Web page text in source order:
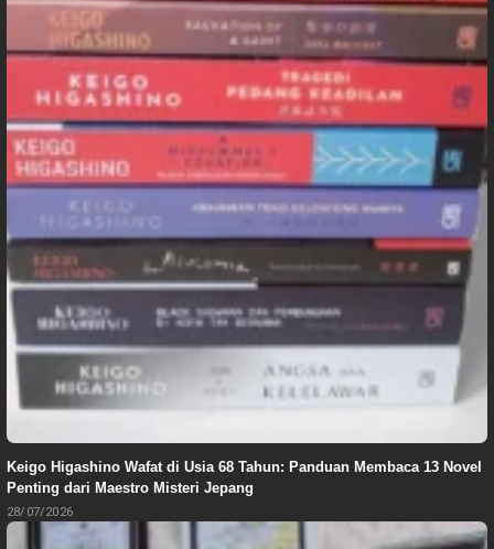
Keigo Higashino Wafat di Usia 68 Tahun: Panduan Membaca 13 Novel
Penting dari Maestro Misteri Jepang
28/07/2026